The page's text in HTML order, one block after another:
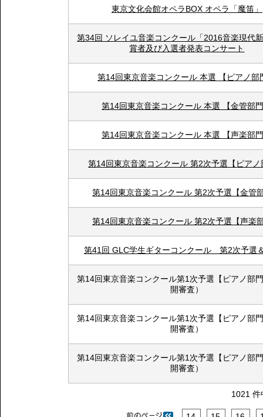
東京文化会館オペラBOX オペラ「魔笛」
第34回 ソレイユ音楽コンクール「2016音楽現代
賞者及び入選者発表コンサート
第14回東京音楽コンクール 本選 【ピアノ部
第14回東京音楽コンクール 本選 【金管部
第14回東京音楽コンクール 本選 【声楽部
第14回東京音楽コンクール 第2次予選【ピアノ
第14回東京音楽コンクール 第2次予選【金管
第14回東京音楽コンクール 第2次予選【声楽
第41回 GLC学生ギターコンクール 第2次予選
第14回東京音楽コンクール第1次予選【ピアノ部
開審査）
第14回東京音楽コンクール第1次予選【ピアノ部
開審査）
第14回東京音楽コンクール第1次予選【ピアノ部
開審査）
1021